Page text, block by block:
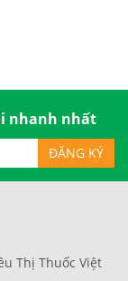
nhanh nhất
Thị Thuốc Việt